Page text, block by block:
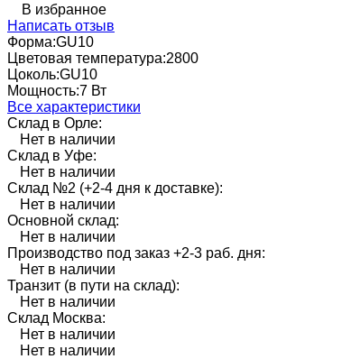
В избранное
Написать отзыв
Форма:GU10
Цветовая температура:2800
Цоколь:GU10
Мощность:7 Вт
Все характеристики
Склад в Орле:
Нет в наличии
Склад в Уфе:
Нет в наличии
Склад №2 (+2-4 дня к доставке):
Нет в наличии
Основной склад:
Нет в наличии
Производство под заказ +2-3 раб. дня:
Нет в наличии
Транзит (в пути на склад):
Нет в наличии
Склад Москва:
Нет в наличии
Нет в наличии